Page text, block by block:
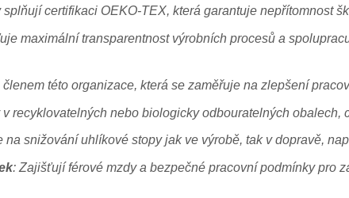
splňují certifikaci OEKO-TEX, která garantuje nepřítomnost
maximální transparentnost výrobních procesů a
této organizace, která se zaměřuje na zlepšení
recyklovatelných nebo biologicky odbouratelných obalech,
na snižování uhlíkové stopy jak ve výrobě, tak v dopravě,
: Zajišťují férové mzdy a bezpečné pracovní podmínky pro